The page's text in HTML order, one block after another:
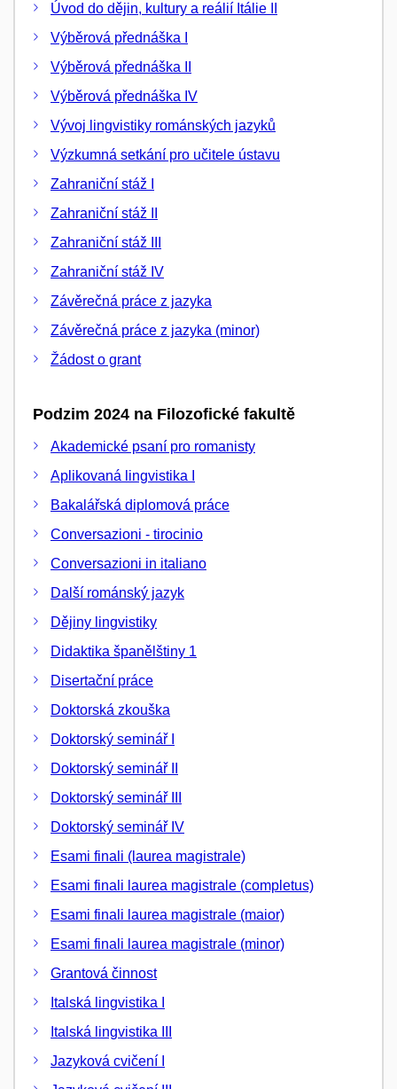
Úvod do dějin, kultury a reálií Itálie II
Výběrová přednáška I
Výběrová přednáška II
Výběrová přednáška IV
Vývoj lingvistiky románských jazyků
Výzkumná setkání pro učitele ústavu
Zahraniční stáž I
Zahraniční stáž II
Zahraniční stáž III
Zahraniční stáž IV
Závěrečná práce z jazyka
Závěrečná práce z jazyka (minor)
Žádost o grant
Podzim 2024 na Filozofické fakultě
Akademické psaní pro romanisty
Aplikovaná lingvistika I
Bakalářská diplomová práce
Conversazioni - tirocinio
Conversazioni in italiano
Další románský jazyk
Dějiny lingvistiky
Didaktika španělštiny 1
Disertační práce
Doktorská zkouška
Doktorský seminář I
Doktorský seminář II
Doktorský seminář III
Doktorský seminář IV
Esami finali (laurea magistrale)
Esami finali laurea magistrale (completus)
Esami finali laurea magistrale (maior)
Esami finali laurea magistrale (minor)
Grantová činnost
Italská lingvistika I
Italská lingvistika III
Jazyková cvičení I